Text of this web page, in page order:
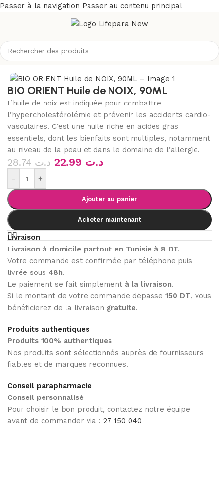
Passer à la navigation Passer au contenu principal
/Boutique/Bio & naturel/Aromathérapie/huiles végétales
BIO ORIENT Huile de NOIX, 90ML
L’huile de noix est indiquée pour combattre
l’hypercholestérolémie et prévenir les accidents cardio-
vasculaires. C’est une huile riche en acides gras
essentiels, dont les bienfaits sont multiples, notamment
au niveau de la peau et dans le domaine de l’allergie.
د.ت28.74 د.ت
- +
Ajouter au panier
Acheter maintenant
Livraison
Livraison à domicile partout en Tunisie à 8 DT.
Votre commande est confirmée par téléphone puis
livrée sous 48h.
Le paiement se fait simplement à la livraison.
Si le montant de votre commande dépasse 150 DT, vous
bénéficierez de la livraison gratuite.
Produits authentiques
Produits 100% authentiques
Nos produits sont sélectionnés auprès de fournisseurs
fiables et de marques reconnues.
Conseil parapharmacie
Conseil personnalisé
Pour choisir le bon produit, contactez notre équipe
avant de commander via : 27 150 040